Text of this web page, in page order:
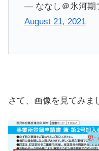
— ななし＠氷河期
August 21, 2021
さて、画像を見てみま